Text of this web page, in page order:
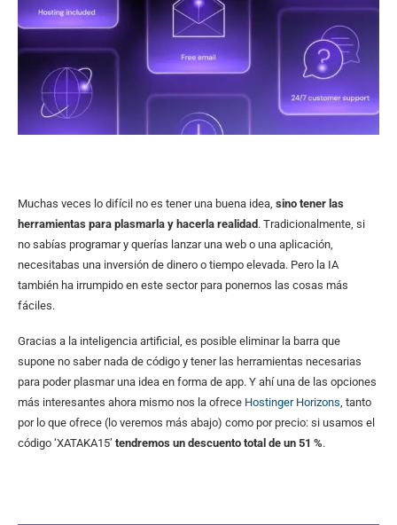
Muchas veces lo difícil no es tener una buena idea, sino tener las
herramientas para plasmarla y hacerla realidad . Tradicionalmente, si
no sabías programar y querías lanzar una web o una aplicación,
necesitabas una inversión de dinero o tiempo elevada. Pero la IA
también ha irrumpido en este sector para ponernos las cosas más
fáciles.
Gracias a la inteligencia artificial, es posible eliminar la barra que
supone no saber nada de código y tener las herramientas necesarias
para poder plasmar una idea en forma de app. Y ahí una de las opciones
más interesantes ahora mismo nos la ofrece Hostinger Horizons , tanto
por lo que ofrece (lo veremos más abajo) como por precio: si usamos el
código ‘XATAKA15’ tendremos un descuento total de un 51 %.